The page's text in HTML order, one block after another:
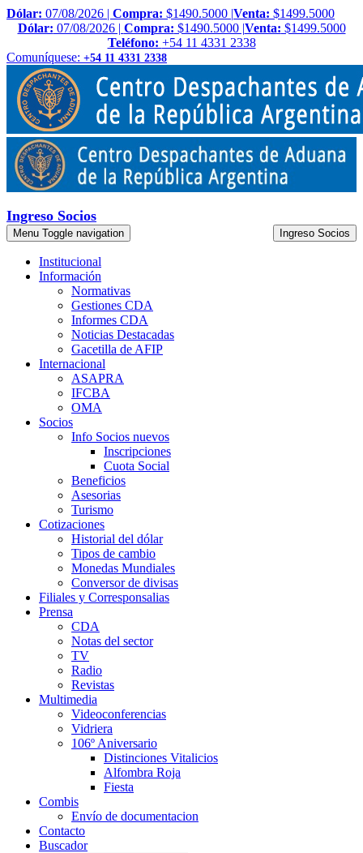
Dólar: 07/08/2026 | Compra: $1490.5000 |Venta: $1499.5000
Dólar: 07/08/2026 | Compra: $1490.5000 |Venta: $1499.5000
Teléfono: +54 11 4331 2338
Comuníquese: +54 11 4331 2338
Ingreso Socios
Menu Toggle navigation Ingreso Socios
Institucional
Información
Normativas
Gestiones CDA
Informes CDA
Noticias Destacadas
Gacetilla de AFIP
Internacional
ASAPRA
IFCBA
OMA
Socios
Info Socios nuevos
Inscripciones
Cuota Social
Beneficios
Asesorias
Turismo
Cotizaciones
Historial del dólar
Tipos de cambio
Monedas Mundiales
Conversor de divisas
Filiales y Corresponsalias
Prensa
CDA
Notas del sector
TV
Radio
Revistas
Multimedia
Videoconferencias
Vidriera
106º Aniversario
Distinciones Vitalicios
Alfombra Roja
Fiesta
Combis
Envío de documentacion
Contacto
Buscador